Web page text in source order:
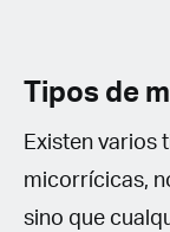
Tipos de
Existen varios
micorrícicas,
sino que